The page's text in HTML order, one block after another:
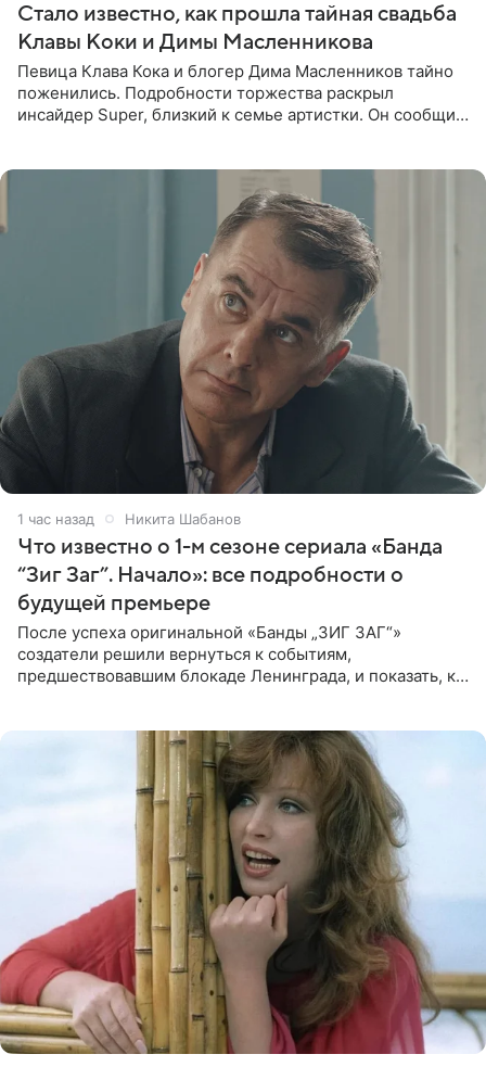
Стало известно, как прошла тайная свадьба
Клавы Коки и Димы Масленникова
Певица Клава Кока и блогер Дима Масленников тайно
поженились. Подробности торжества раскрыл
инсайдер Super, близкий к семье артистки. Он сообщил,
1 час назад Никита Шабанов
Что известно о 1-м сезоне сериала «Банда
“Зиг Заг”. Начало»: все подробности о
будущей премьере
После успеха оригинальной «Банды „ЗИГ ЗАГ“»
создатели решили вернуться к событиям,
предшествовавшим блокаде Ленинграда, и показать, как